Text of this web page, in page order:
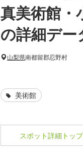
真美術館・
の詳細デー
山梨県南都留郡忍野村
美術館
スポット詳細 トップ